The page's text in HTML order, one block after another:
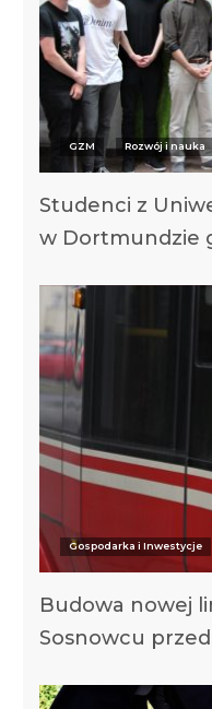
GZM Rozwój i nauka
Studenci z
w Dortmundzie
Gospodarka i Inwestycje
Budowa nowej
Sosnowcu